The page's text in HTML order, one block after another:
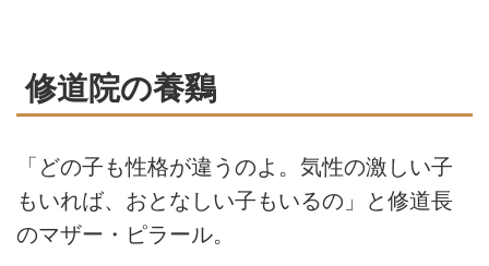
修道院の養鷄
「どの子も性格が違うのよ。気性の激しい子
もいれば、おとなしい子もいるの」と修道長
のマザー・ピラール。